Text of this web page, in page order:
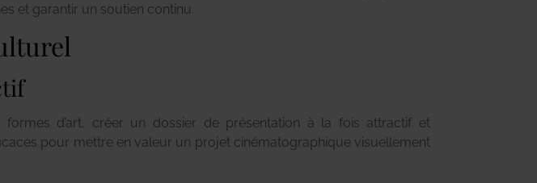
et garantir un soutien continu.
formes d’art, créer un dossier de présentation à la fois attractif et
pour mettre en valeur un projet cinématographique visuellement